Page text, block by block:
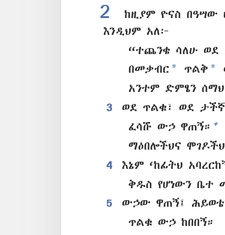
2 ከዚያም ዮናስ በዓሣው
እንዲህም አለ፦
“ተጨንቄ ሳለሁ ወደ
በመቃብር * ጥልቅ *
አንተም ድምፄን
3
ወደ ጥልቁ፣ ወደ
ፈሳሹ ውኃ ዋጠኝ። +
ማዕበሎችህና
4
እኔም ‘ከፊትህ
ቅዱስ የሆነውን ቤተ
5
ውኃው ዋጠኝ፤
ጥልቁ ውኃ ከበበኝ።